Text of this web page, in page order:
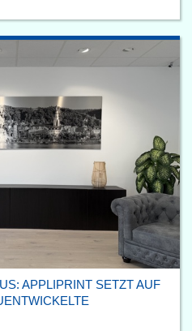
APPLIPRINT SETZT AUF